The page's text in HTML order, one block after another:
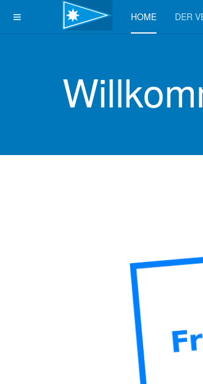
HOME DER